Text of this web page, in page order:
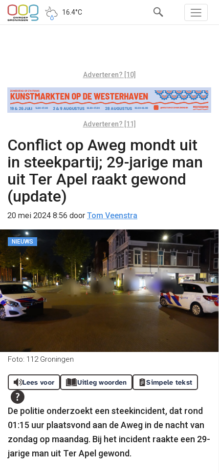
16.4°C
Adverteren? [10]
Adverteren? [11]
Conflict op Aweg mondt uit
in steekpartij; 29-jarige man
uit Ter Apel raakt gewond
(update)
20 mei 2024 8:56 door Tom Veenstra
NIEUWS
Foto: 112 Groningen
Lees voor Uitleg woorden Simpele tekst
De politie onderzoekt een steekincident, dat rond
01:15 uur plaatsvond aan de Aweg in de nacht van
zondag op maandag. Bij het incident raakte een 29-
jarige man uit Ter Apel gewond.